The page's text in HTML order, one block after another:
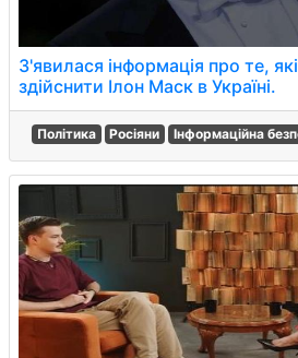
З'явилася інформація про те,
здійснити Ілон Маск в Україні.
Політика Росіяни Інформаційна